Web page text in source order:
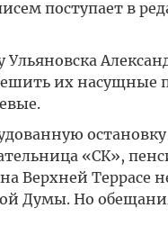
поступает в
Ульяновска
их насущные
«СК»,
Верхней Террасе
Думы. Но